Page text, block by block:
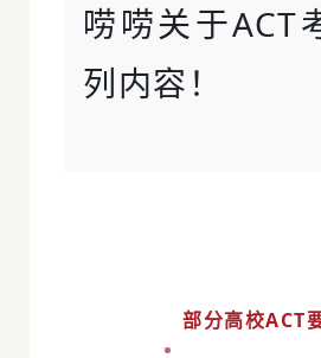
唠唠关于ACT
列内容！
部分高校ACT